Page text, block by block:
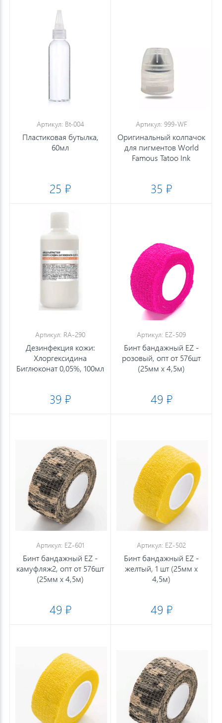
Артикул: Bt-004
Пластиковая бутылка,
60мл
25 ₽
Артикул: 999-WF
Оригинальный колпачок
для пигментов World
Famous Tatoo Ink
35 ₽
Артикул: RA-290
Дезинфекция кожи:
Хлоргексидина
Биглюконат 0,05%, 100мл
39 ₽
Артикул: EZ-509
Бинт бандажный EZ -
розовый, опт от 576шт
(25мм х 4,5м)
49 ₽
Артикул: EZ-601
Бинт бандажный EZ -
камуфляж2, опт от 576шт
(25мм х 4,5м)
49 ₽
Артикул: EZ-502
Бинт бандажный EZ -
желтый, 1 шт (25мм х
4,5м)
49 ₽